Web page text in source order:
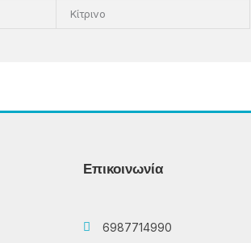
Κίτρινο
Επικοινωνία
6987714990